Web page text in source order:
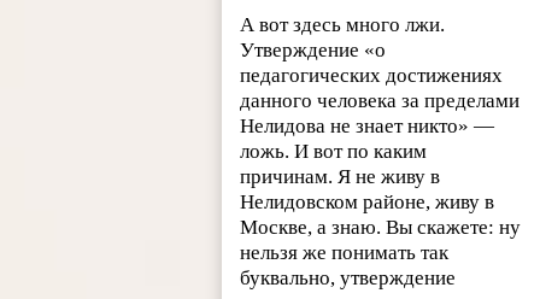
А вот здесь много лжи.
Утверждение «о
педагогических достижениях
данного человека за пределами
Нелидова не знает никто» —
ложь. И вот по каким
причинам. Я не живу в
Нелидовском районе, живу в
Москве, а знаю. Вы скажете: ну
нельзя же понимать так
буквально, утверждение